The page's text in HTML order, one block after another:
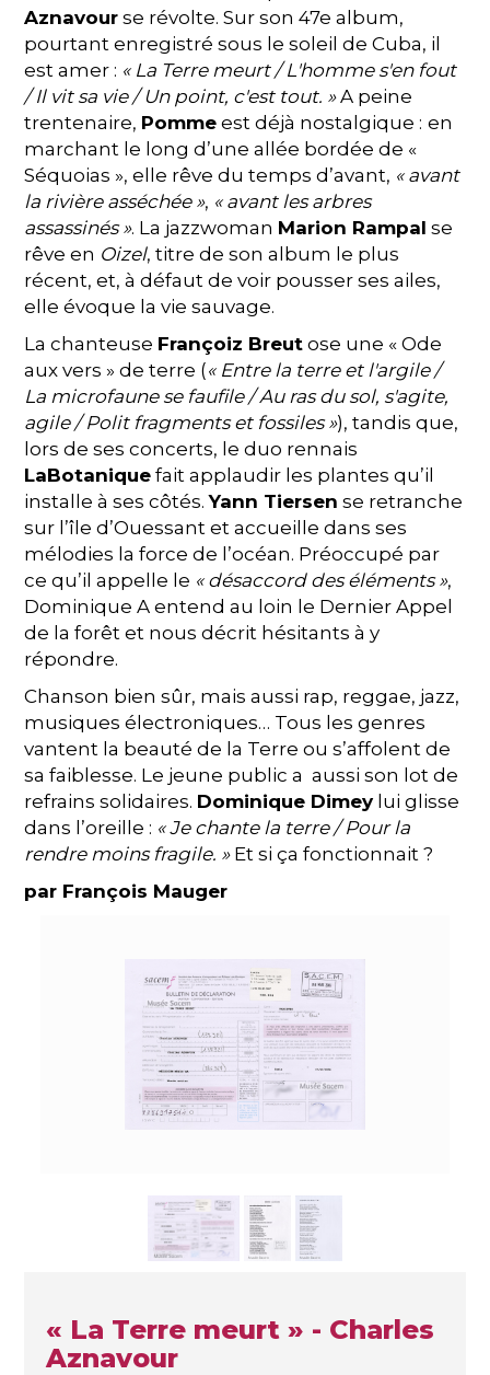
Aznavour se révolte. Sur son 47e album,
pourtant enregistré sous le soleil de Cuba, il
est amer : « La Terre meurt / L'homme s'en fout
/ Il vit sa vie / Un point, c'est tout. »A peine
trentenaire, Pomme est déjà nostalgique : en
marchant le long d’une allée bordée de «
Séquoias », elle rêve du temps d’avant, « avant
la rivière asséchée », « avant les arbres
assassinés ». La jazzwoman Marion Rampal se
rêve en Oizel, titre de son album le plus
récent, et, à défaut de voir pousser ses ailes,
elle évoque la vie sauvage.
La chanteuse Françoiz Breut ose une « Ode
aux vers » de terre (« Entre la terre et l'argile /
La microfaune se faufile / Au ras du sol, s'agite,
agile / Polit fragments et fossiles »), tandis que,
lors de ses concerts, le duo rennais
LaBotanique fait applaudir les plantes qu’il
installe à ses côtés.Yann Tiersen se retranche
sur l’île d’Ouessant et accueille dans ses
mélodies la force de l’océan. Préoccupé par
ce qu’il appelle le « désaccord des éléments »,
Dominique A entend au loin le Dernier Appel
de la forêt et nous décrit hésitants à y
répondre.
Chanson bien sûr, mais aussi rap, reggae, jazz,
musiques électroniques… Tous les genres
vantent la beauté de la Terre ou s’affolent de
sa faiblesse. Le jeune public a aussi son lot de
refrains solidaires. Dominique Dimeylui glisse
dans l’oreille : « Je chante la terre / Pour la
rendre moins fragile. »Et si ça fonctionnait ?
par François Mauger
« La Terre meurt » - Charles
Aznavour